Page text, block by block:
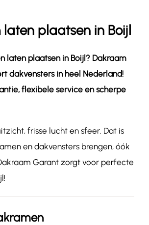
plaatsen in Boijl
laten plaatsen in Boijl ? Dakraam
dakvensters in heel Nederland!
flexibele service en scherpe
frisse lucht en sfeer. Dat is
en dakvensters brengen, óók
Garant zorgt voor perfecte